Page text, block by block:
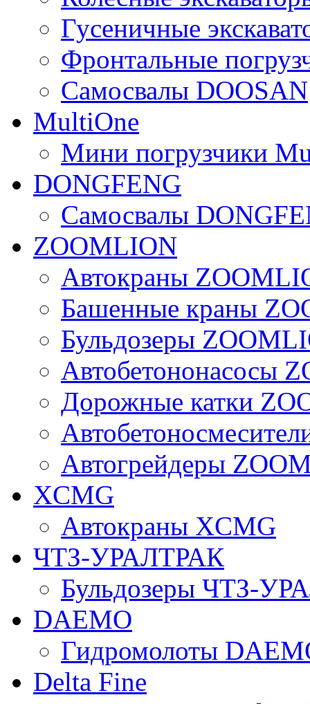
Гусеничные
Фронтальные
Самосвалы DOOSAN
MultiOne
Мини погрузчики
DONGFENG
Самосвалы
ZOOMLION
Автокраны
Башенные краны
Бульдозеры
Автобетононасосы
Дорожные катки
Автогрейдеры
XCMG
Автокраны XCMG
ЧТЗ-УРАЛТРАК
Бульдозеры ЧТЗ-
DAEMO
Гидромолоты
Delta Fine